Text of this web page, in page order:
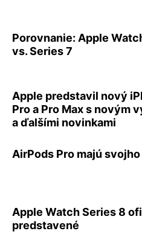
Porovnanie: Apple
vs. Series 7
Apple predstavil nový
Pro a Pro Max s novým
a ďalšími novinkami
AirPods Pro majú
Apple Watch Series 8
predstavené